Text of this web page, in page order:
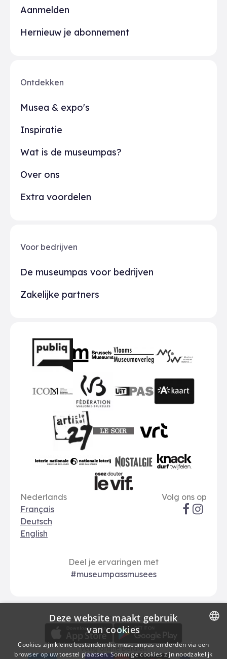
Ontdekken
Musea & expo's
Inspiratie
Wat is de museumpas?
Over ons
Extra voordelen
Voor bedrijven
De museumpas voor bedrijven
Zakelijke partners
Aanmelden
Hernieuw je abonnement
Partners
FWB
Art 27
Nostalgie
Taal opties
Nederlands
Français
Deutsch
English
Sociale
Volg ons op
Deel je ervaringen met
#museumpassmusees
Download
Download de museumpas-app
Betalingsopties
Veilig online betalen
DUTCH
Deze website maakt gebruik
van cookies
Cookies zijn kleine bestanden die museumpas en derden via een
browser op uw toestel plaatsen. Sommige cookies zijn noodzakelijk